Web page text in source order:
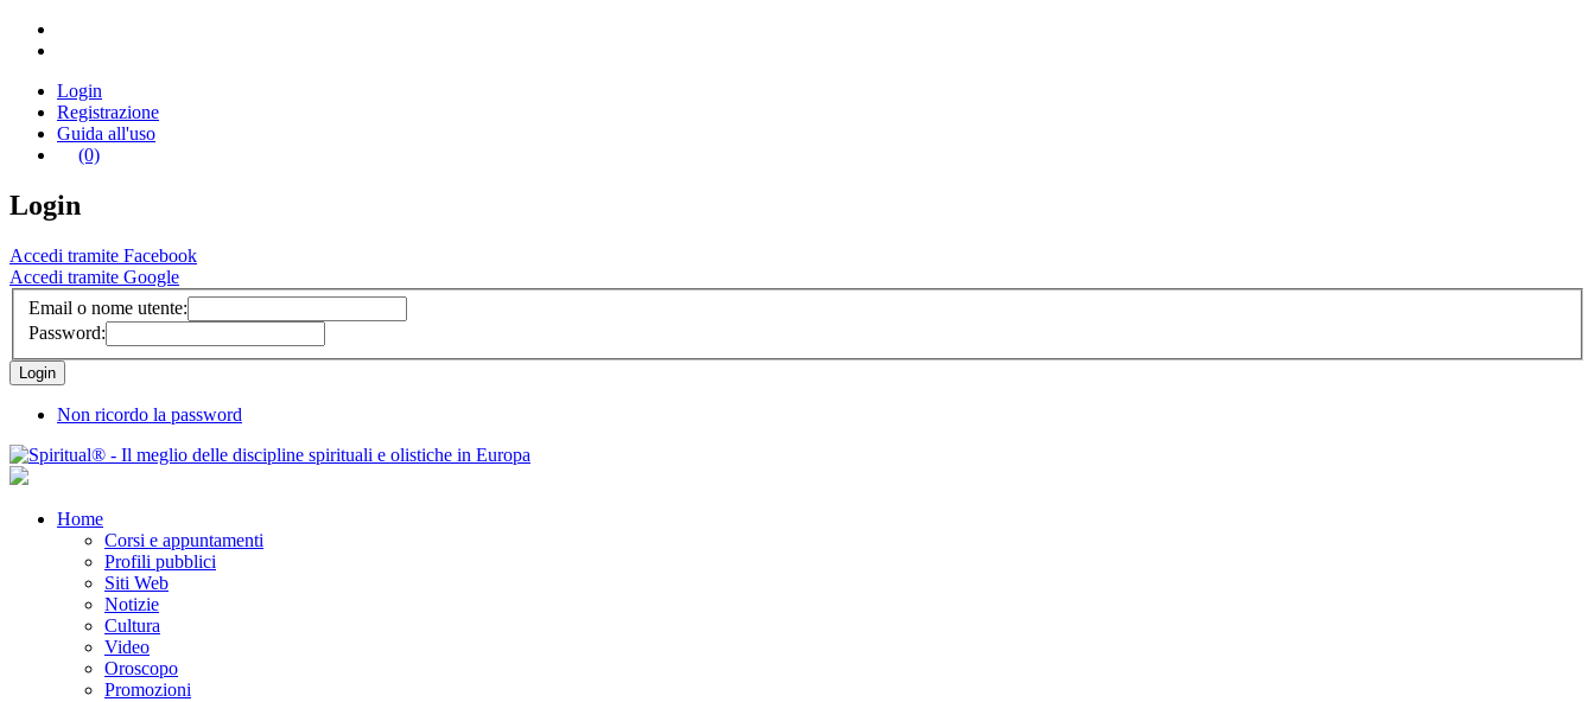
Login
Registrazione
Guida all'uso
(0)
Login
Accedi tramite Facebook
Accedi tramite Google
Email o nome utente:
Password:
Non ricordo la password
Home
Corsi e appuntamenti
Profili pubblici
Siti Web
Notizie
Cultura
Video
Oroscopo
Promozioni